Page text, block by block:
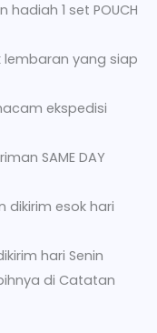
1 set POUCH
lembaran yang siap
ekspedisi
SAME DAY
dikirim esok hari
hari Senin
di Catatan